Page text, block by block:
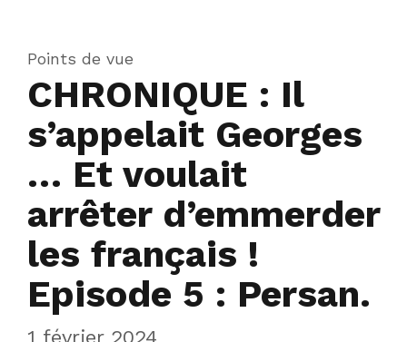
Points de vue
CHRONIQUE : Il
s’appelait Georges
… Et voulait
arrêter d’emmerder
les français !
Episode 5 : Persan.
1 février 2024